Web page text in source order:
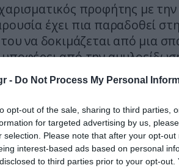
- Do Not Process My Personal
opt-out of the sale, sharing to third parties,
for targeted advertising by us,
selection. Please note that after your opt-
interest-based ads based on personal
to third parties prior to your opt-
προφήτης με
έχει πια παραδοθεί
να δοκιμάζεται από μια
από την
όταν οι πρωτεΐνες που
συγκεντρώνονται στα